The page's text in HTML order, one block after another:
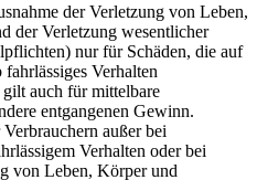
der Verletzung von Leben,
der Verletzung wesentlicher
nur für Schäden, die auf
Verhalten
auch für mittelbare
entgangenen Gewinn.
außer bei
Verhalten oder bei
von Leben, Körper und